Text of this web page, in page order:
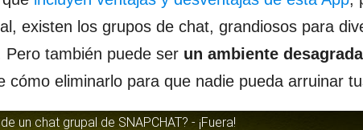
existen los grupos de chat, grandiosos para
también puede ser un ambiente
cómo eliminarlo para que nadie pueda arruinar
un chat grupal de SNAPCHAT? - ¡Fuera!